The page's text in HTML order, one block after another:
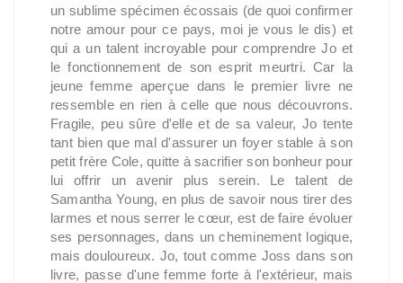
un sublime spécimen écossais (de quoi confirmer
notre amour pour ce pays, moi je vous le dis) et
qui a un talent incroyable pour comprendre Jo et
le fonctionnement de son esprit meurtri. Car la
jeune femme aperçue dans le premier livre ne
ressemble en rien à celle que nous découvrons.
Fragile, peu sûre d'elle et de sa valeur, Jo tente
tant bien que mal d'assurer un foyer stable à son
petit frère Cole, quitte à sacrifier son bonheur pour
lui offrir un avenir plus serein. Le talent de
Samantha Young, en plus de savoir nous tirer des
larmes et nous serrer le cœur, est de faire évoluer
ses personnages, dans un cheminement logique,
mais douloureux. Jo, tout comme Joss dans son
livre, passe d'une femme forte à l'extérieur, mais